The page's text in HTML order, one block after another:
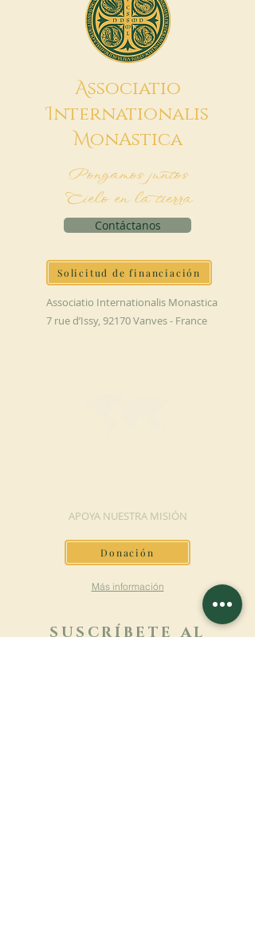
Associatio
Internationalis
MonAstica
Pongamos juntos
Cielo en la tierra
Contáctanos
Solicitud de financiación
Associatio Internationalis Monastica
7 rue d’Issy, 92170 Vanves - France
APOYA NUESTRA MISIÓN
Donación
Más información
SUSCRÍBETE AL